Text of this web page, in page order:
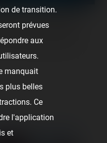
— 2 août 2020
la deuxième fête foraine
de transition.
prévues
aux
manquait
plus belles
Ce
l'application
et